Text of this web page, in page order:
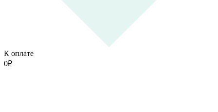
К оплате
0₽